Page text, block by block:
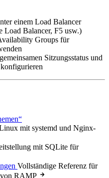
einem Load Balancer
Load Balancer, F5 usw.)
Groups für
Sitzungsstatus und
mit systemd und Nginx-
mit SQLite für
Vollständige Referenz für
RAMP